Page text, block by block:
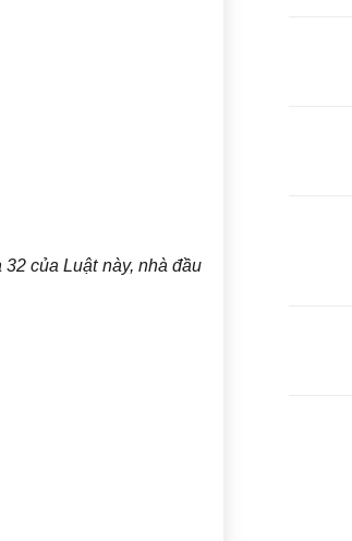
của Luật này, nhà đầu